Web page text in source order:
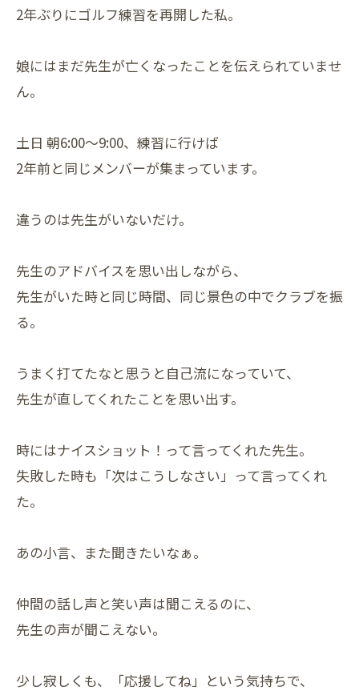
2年ぶりにゴルフ練習を再開した私。
娘にはまだ先生が亡くなったことを伝えられていませ
ん。
土日 朝6:00〜9:00、練習に行けば
2年前と同じメンバーが集まっています。
違うのは先生がいないだけ。
先生のアドバイスを思い出しながら、
先生がいた時と同じ時間、同じ景色の中でクラブを振
る。
うまく打てたなと思うと自己流になっていて、
先生が直してくれたことを思い出す。
時にはナイスショット！って言ってくれた先生。
失敗した時も「次はこうしなさい」って言ってくれ
た。
あの小言、また聞きたいなぁ。
仲間の話し声と笑い声は聞こえるのに、
先生の声が聞こえない。
少し寂しくも、「応援してね」という気持ちで、